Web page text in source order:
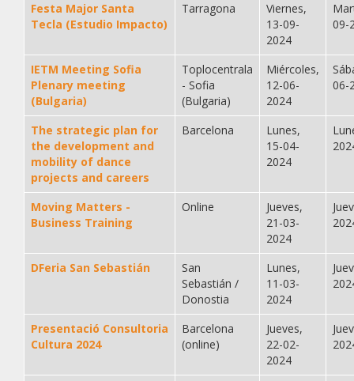
Festa Major Santa
Tecla (Estudio Impacto)
Tarragona
Viernes,
13-09-
2024
09-
IETM Meeting Sofia
Plenary meeting
(Bulgaria)
Toplocentrala
- Sofia
(Bulgaria)
Miércoles,
12-06-
2024
06-
The strategic plan for
the development and
mobility of dance
projects and careers
Barcelona
Lunes,
15-04-
2024
Moving Matters -
Business Training
Online
Jueves,
21-03-
2024
DFeria San Sebastián
San
Sebastián /
Donostia
Lunes,
11-03-
2024
Presentació Consultoria
Cultura 2024
Barcelona
(online)
Jueves,
22-02-
2024